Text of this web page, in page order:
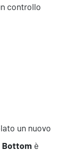
controllo
un nuovo
Bottom è